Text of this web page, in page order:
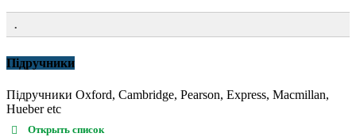
.
Підручники
Підручники Oxford, Cambridge, Pearson, Express, Macmillan,
Hueber etc
Открыть список